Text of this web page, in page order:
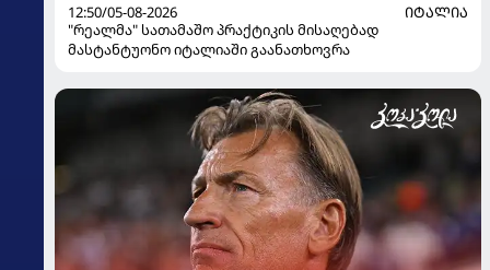
12:50/05-08-2026
ᲘᲢᲐᲚᲘᲐ
"რეალმა" სათამაშო პრაქტიკის მისაღებად
მასტანტუონო იტალიაში გაანათხოვრა